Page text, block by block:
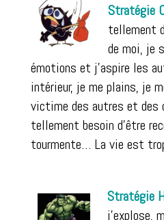
Stratégie
tellement
de moi, je
émotions et j’aspire les
intérieur, je me plains, je
victime des autres et des
tellement besoin d’être
tourmente… La vie est
Stratégie
j’explose,